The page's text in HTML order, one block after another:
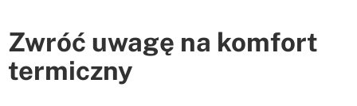
Zwróć uwagę na komfort
termiczny